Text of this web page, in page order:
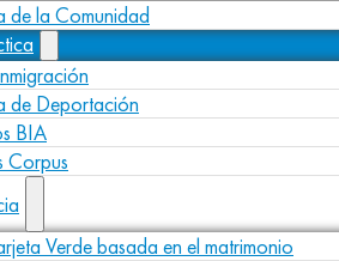
de la Comunidad
de Deportación
BIA
Corpus
Verde basada en el matrimonio